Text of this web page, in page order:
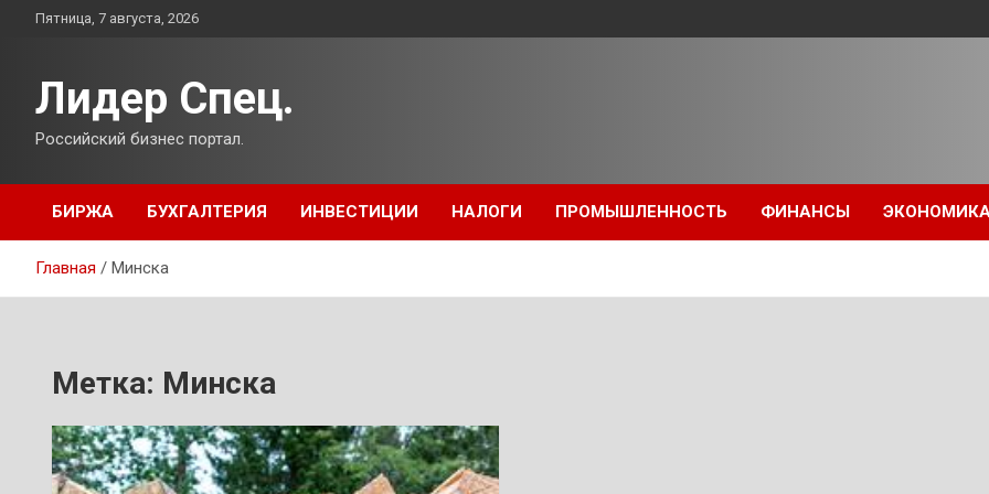
ПерейтиПятница, 7 августа, 2026
Лидер Спец.
Российский бизнес портал.
БИРЖА БУХГАЛТЕРИЯ ИНВЕСТИЦИИ НАЛОГИ ПРОМЫШЛЕННОСТЬ ФИНАНСЫ
Главная Минска
Метка: Минска